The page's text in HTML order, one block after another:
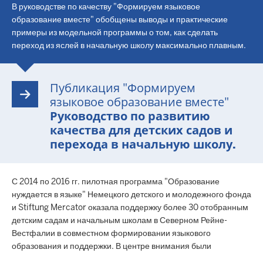
В руководстве по качеству "Формируем языковое
образование вместе" обобщены выводы и практические
примеры из модельной программы о том, как сделать
переход из яслей в начальную школу максимально плавным.
Публикация "Формируем
языковое образование вместе"
Руководство по развитию
качества для детских садов и
перехода в начальную школу.
С 2014 по 2016 гг. пилотная программа "Образование
нуждается в языке" Немецкого детского и молодежного фонда
и Stiftung Mercator оказала поддержку более 30 отобранным
детским садам и начальным школам в Северном Рейне-
Вестфалии в совместном формировании языкового
образования и поддержки. В центре внимания были